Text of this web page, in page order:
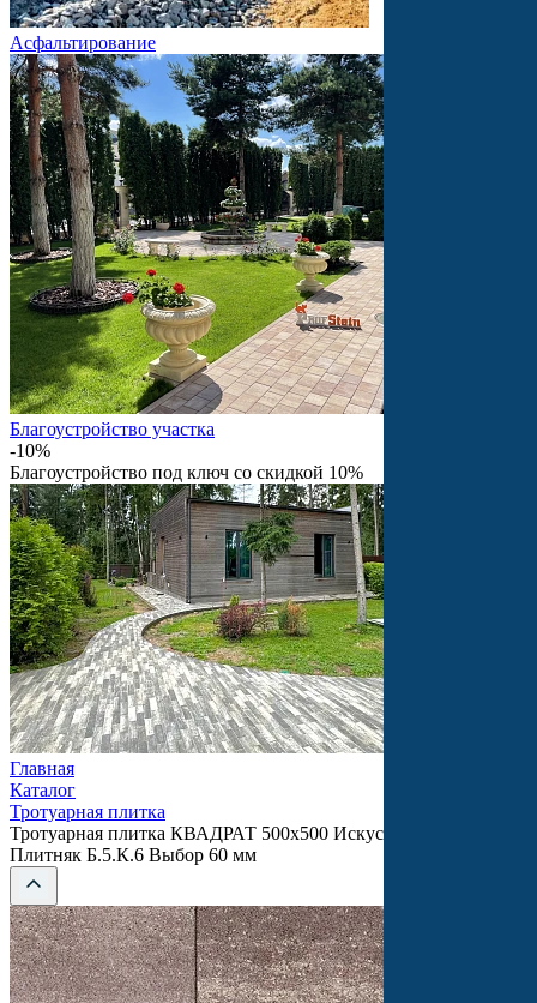
Асфальтирование
Благоустройство участка
-10%
Благоустройство под ключ со скидкой 10%
Главная
Каталог
Тротуарная плитка
Тротуарная плитка КВАДРАТ 500х500 Искусственный камень
Плитняк Б.5.К.6 Выбор 60 мм